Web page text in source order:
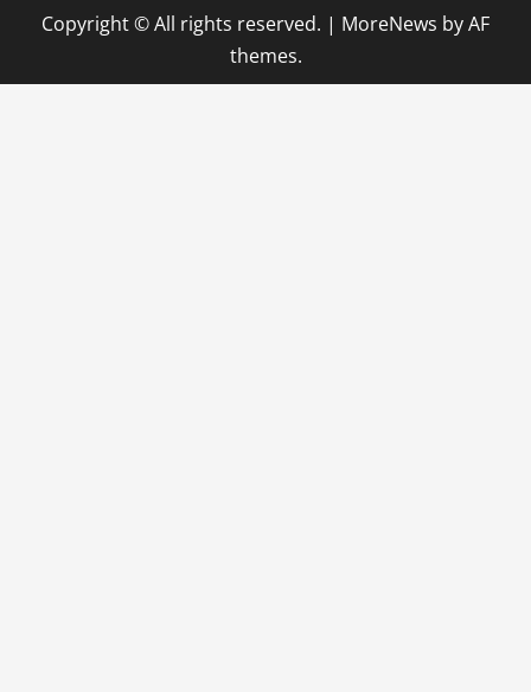
Copyright © All rights reserved. | MoreNews by AF
themes.